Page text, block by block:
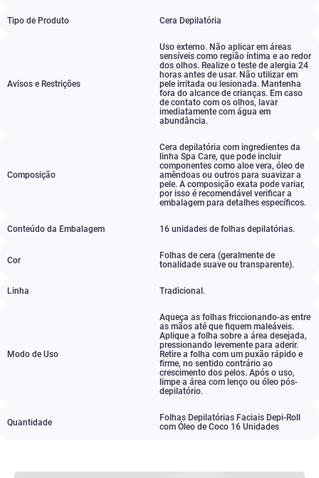
Tipo de Produto Cera Depilatória
Avisos e Restrições
Uso externo. Não aplicar em áreas
sensíveis como região íntima e ao redor
dos olhos. Realize o teste de alergia 24
horas antes de usar. Não utilizar em
pele irritada ou lesionada. Mantenha
fora do alcance de crianças. Em caso
de contato com os olhos, lavar
imediatamente com água em
abundância.
Composição
Cera depilatória com ingredientes da
linha Spa Care, que pode incluir
componentes como aloe vera, óleo de
amêndoas ou outros para suavizar a
pele. A composição exata pode variar,
por isso é recomendável verificar a
embalagem para detalhes específicos.
Conteúdo da Embalagem 16 unidades de folhas depilatórias.
Cor
Folhas de cera (geralmente de
tonalidade suave ou transparente).
Linha Tradicional.
Modo de Uso
Aqueça as folhas friccionando-as entre
as mãos até que fiquem maleáveis.
Aplique a folha sobre a área desejada,
pressionando levemente para aderir.
Retire a folha com um puxão rápido e
firme, no sentido contrário ao
crescimento dos pelos. Após o uso,
limpe a área com lenço ou óleo pós-
depilatório.
Quantidade
Folhas Depilatórias Faciais Depi-Roll
com Óleo de Coco 16 Unidades